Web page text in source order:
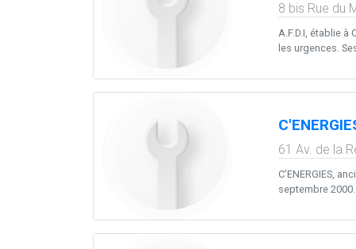
8 bis Rue du
A.F.D.I, établie
les urgences.
61 Av. de la
C’ENERGIES,
septembre